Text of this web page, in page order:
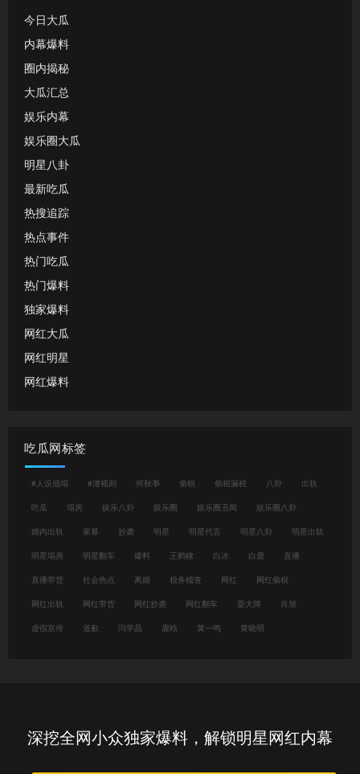
今日大瓜
内幕爆料
圈内揭秘
大瓜汇总
娱乐内幕
娱乐圈大瓜
明星八卦
最新吃瓜
热搜追踪
热点事件
热门吃瓜
热门爆料
独家爆料
网红大瓜
网红明星
网红爆料
吃瓜网标签
#人设崩塌 #潜规则 何秋亊 偷税 偷税漏税 八卦 出轨
吃瓜 塌房 娱乐八卦 娱乐圈 娱乐圈丑闻 娱乐圈八卦
婚内出轨 家暴 抄袭 明星 明星代言 明星八卦 明星出轨
明星塌房 明星翻车 爆料 王鹤棣 白冰 白鹿 直播
直播带货 社会热点 离婚 税务稽查 网红 网红偷税
网红出轨 网红带货 网红抄袭 网红翻车 耍大牌 肖旭
虚假宣传 道歉 闫学晶 鹿晗 黄一鸣 黄晓明
深挖全网小众独家爆料，解锁明星网红内幕